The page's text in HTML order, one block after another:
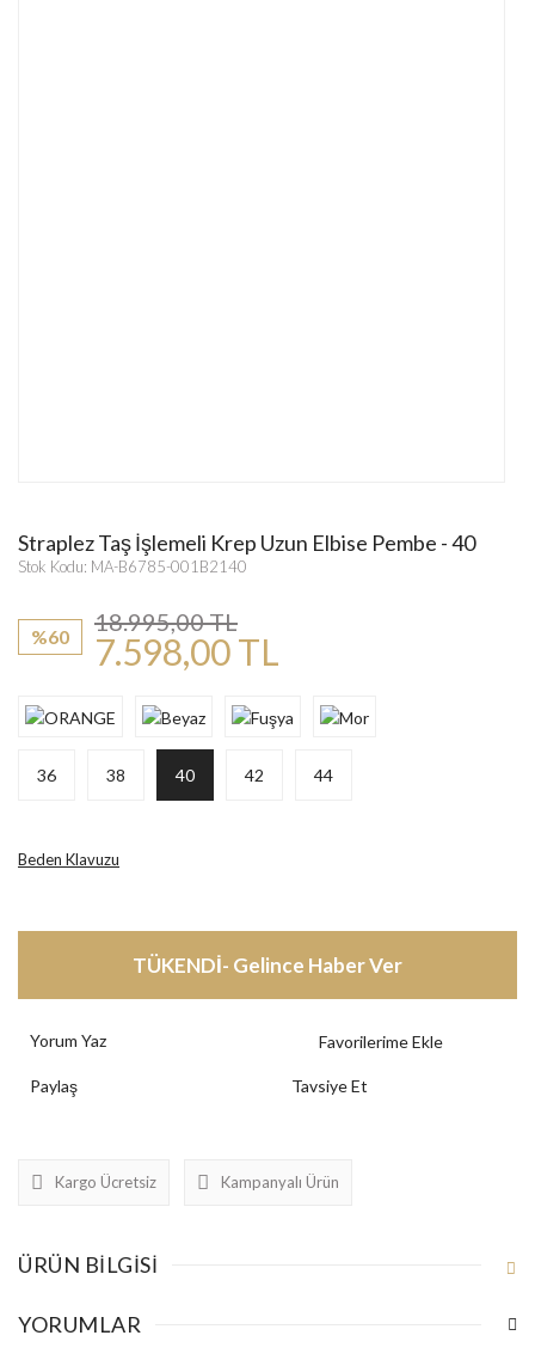
Straplez Taş İşlemeli Krep Uzun Elbise Pembe - 40
Stok Kodu: MA-B6785-001B2140
%60
18.995,00 TL
7.598,00 TL
36 38 40 42 44
Beden Klavuzu
TÜKENDİ- Gelince Haber Ver
Yorum Yaz
Paylaş Tavsiye Et
Kargo Ücretsiz Kampanyalı Ürün
ÜRÜN BILGISI
YORUMLAR